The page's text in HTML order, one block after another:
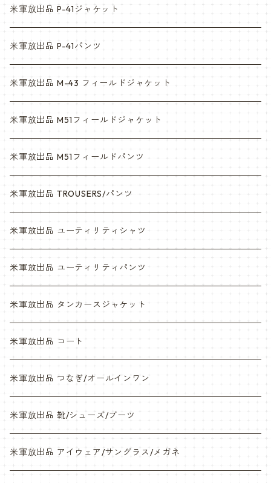
ACU
マルチカム
3c
6c
デザート
デザートマーパット
ABU
NWU
ウッドランド
ACU
マルチカム
3c
6c
デザート
デザートマーパット
ABU
NWU
米軍放出品 P-41ジャケット
米軍放出品 P-41パンツ
米軍放出品 M-43 フィールドジャケット
米軍放出品 M51フィールドジャケット
米軍放出品 M51フィールドパンツ
米軍放出品 TROUSERS/パンツ
米軍放出品 ユーティリティシャツ
米軍放出品 ユーティリティパンツ
米軍放出品 タンカースジャケット
米軍放出品 コート
米軍放出品 つなぎ/オールインワン
米軍放出品 靴/シューズ/ブーツ
米軍放出品 アイウェア/サングラス/メガネ